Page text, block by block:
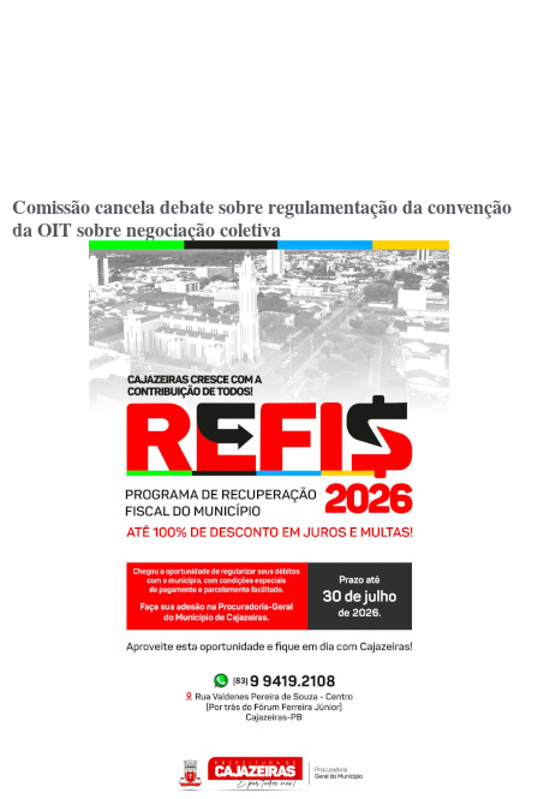
Comissão cancela debate sobre regulamentação da convenção
da OIT sobre negociação coletiva